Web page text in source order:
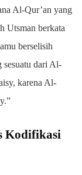
Al-Qur’an yang
Utsman berkata
berselisih
sesuatu dari Al-
karena Al-
Kodifikasi